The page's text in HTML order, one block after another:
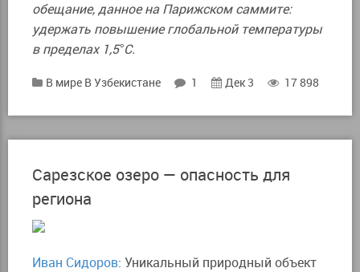
обещание, данное на Парижском саммите:
удержать повышение глобальной температуры
в пределах 1,5°С.
В мире В Узбекистане 1 Дек 3 17 898
Сарезское озеро — опасность для
региона
Иван Сидоров: Уникальный природный объект